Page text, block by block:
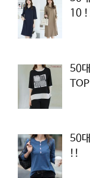
10
50
50
!!